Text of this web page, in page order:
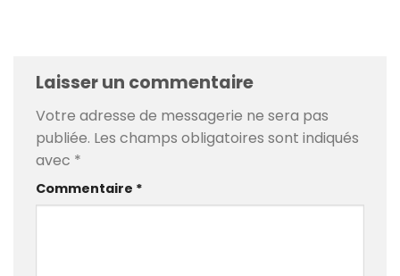
Laisser un commentaire
Votre adresse de messagerie ne sera pas
publiée. Les champs obligatoires sont indiqués
avec *
Commentaire *